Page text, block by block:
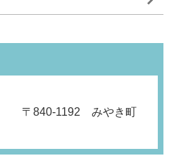
〒840‐1192 みやき町